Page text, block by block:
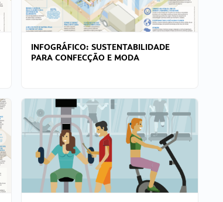
INFOGRÁFICO: SUSTENTABILIDADE
PARA CONFECÇÃO E MODA